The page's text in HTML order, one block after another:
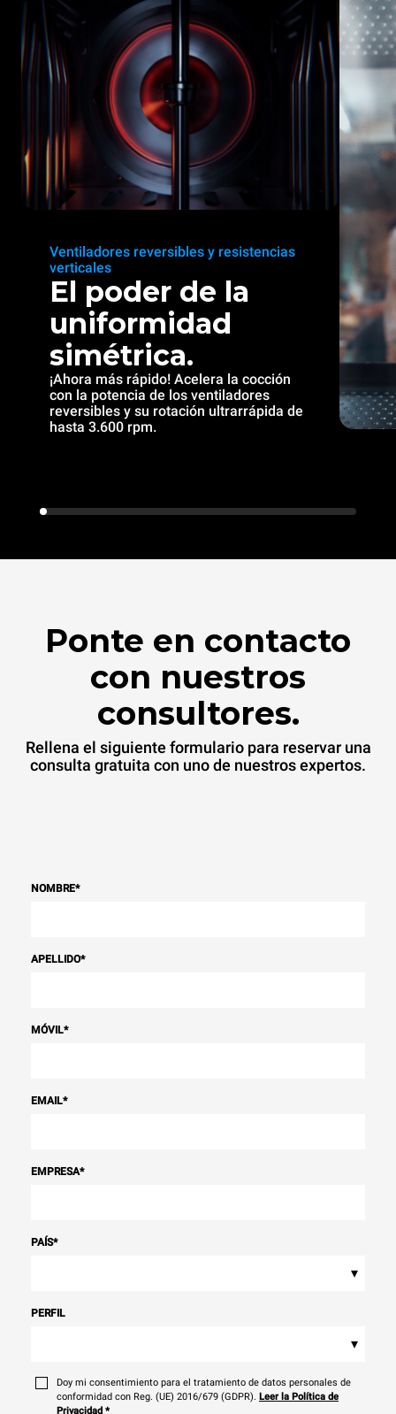
Ventiladores reversibles y resistencias
verticales
El poder de la
uniformidad
simétrica.
¡Ahora más rápido! Acelera la cocción
con la potencia de los ventiladores
reversibles y su rotación ultrarrápida de
hasta 3.600 rpm.
Ponte en contacto
con nuestros
consultores.
Rellena el siguiente formulario para reservar una
consulta gratuita con uno de nuestros expertos.
NOMBRE*
APELLIDO*
MÓVIL*
EMAIL*
EMPRESA*
PAÍS*
▾
PERFIL
▾
Doy mi consentimiento para el tratamiento de datos personales de
conformidad con Reg. (UE) 2016/679 (GDPR). Leer la Política de
Privacidad *